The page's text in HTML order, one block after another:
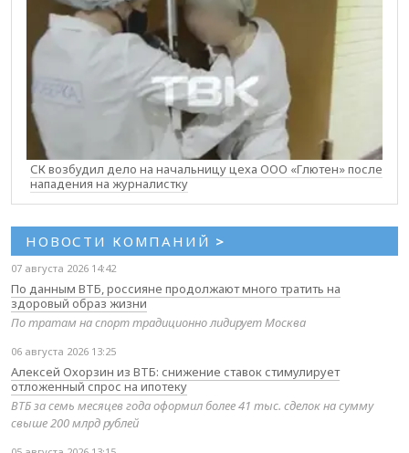
СК возбудил дело на начальницу цеха ООО «Глютен» после
нападения на журналистку
НОВОСТИ КОМПАНИЙ >
07 августа 2026 14:42
По данным ВТБ, россияне продолжают много тратить на
здоровый образ жизни
По тратам на спорт традиционно лидирует Москва
06 августа 2026 13:25
Алексей Охорзин из ВТБ: снижение ставок стимулирует
отложенный спрос на ипотеку
ВТБ за семь месяцев года оформил более 41 тыс. сделок на сумму
свыше 200 млрд рублей